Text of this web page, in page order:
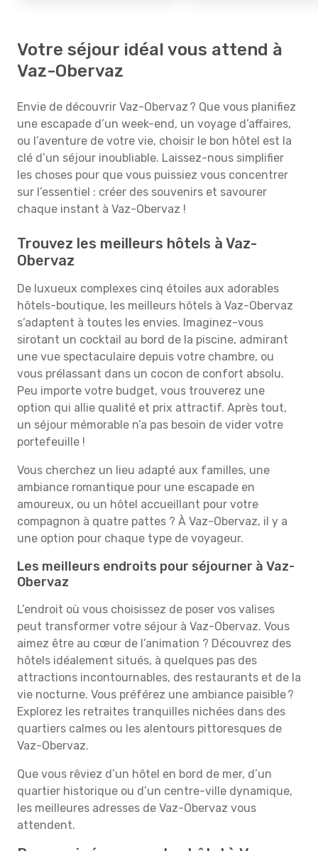
Votre séjour idéal vous attend à
Vaz-Obervaz
Envie de découvrir Vaz-Obervaz ? Que vous planifiez
une escapade d’un week-end, un voyage d’affaires,
ou l’aventure de votre vie, choisir le bon hôtel est la
clé d’un séjour inoubliable. Laissez-nous simplifier
les choses pour que vous puissiez vous concentrer
sur l’essentiel : créer des souvenirs et savourer
chaque instant à Vaz-Obervaz !
Trouvez les meilleurs hôtels à Vaz-
Obervaz
De luxueux complexes cinq étoiles aux adorables
hôtels-boutique, les meilleurs hôtels à Vaz-Obervaz
s’adaptent à toutes les envies. Imaginez-vous
sirotant un cocktail au bord de la piscine, admirant
une vue spectaculaire depuis votre chambre, ou
vous prélassant dans un cocon de confort absolu.
Peu importe votre budget, vous trouverez une
option qui allie qualité et prix attractif. Après tout,
un séjour mémorable n’a pas besoin de vider votre
portefeuille !
Vous cherchez un lieu adapté aux familles, une
ambiance romantique pour une escapade en
amoureux, ou un hôtel accueillant pour votre
compagnon à quatre pattes ? À Vaz-Obervaz, il y a
une option pour chaque type de voyageur.
Les meilleurs endroits pour séjourner à Vaz-
Obervaz
L’endroit où vous choisissez de poser vos valises
peut transformer votre séjour à Vaz-Obervaz. Vous
aimez être au cœur de l’animation ? Découvrez des
hôtels idéalement situés, à quelques pas des
attractions incontournables, des restaurants et de la
vie nocturne. Vous préférez une ambiance paisible ?
Explorez les retraites tranquilles nichées dans des
quartiers calmes ou les alentours pittoresques de
Vaz-Obervaz.
Que vous rêviez d’un hôtel en bord de mer, d’un
quartier historique ou d’un centre-ville dynamique,
les meilleures adresses de Vaz-Obervaz vous
attendent.